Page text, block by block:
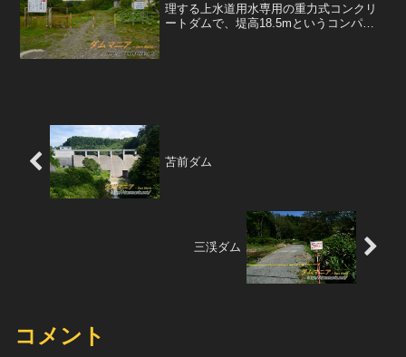
理する上水道用水専用の重力式コンクリ
ートダムで、堤高18.5mというコンパク
苫前ダム
三渓ダム
コメント